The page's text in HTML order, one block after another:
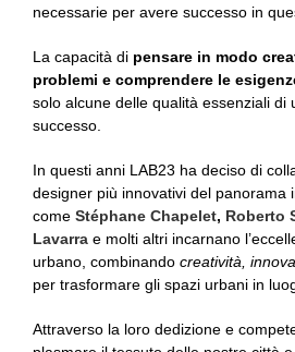
necessarie per avere successo in
La capacità di pensare in modo
problemi e comprendere le
solo alcune delle qualità essenziali di
successo.
In questi anni LAB23 ha deciso di
designer più innovativi del panorama
come Stéphane Chapelet, Roberto
Lavarrae molti altri incarnano
urbano, combinandocreatività,
per trasformare gli spazi urbani in
Attraverso la loro dedizione e